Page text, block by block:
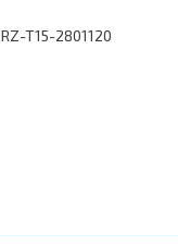
RZ-T15-2801120